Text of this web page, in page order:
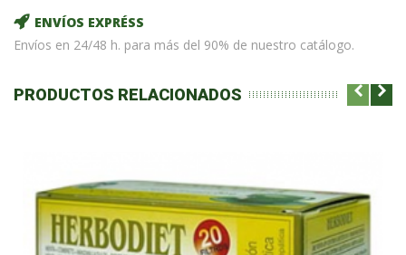
ENVÍOS EXPRÉSS
Envíos en 24/48 h. para más del 90% de nuestro catálogo.
PRODUCTOS RELACIONADOS